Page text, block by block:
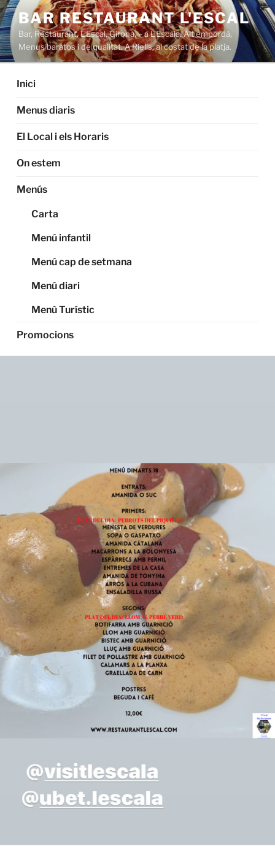
Saltar
al
contenido
BAR RESTAURANT L'ESCAL
Bar, Restaurant, L'Escal, Girona, – a L'Escala. Alt empordà,
Menus baratos i de qualitat. A Riells, al costat de la platja.
Inici
Menus diaris
El Local i els Horaris
On estem
Menús
Carta
Menú infantil
Menú cap de setmana
Menú diari
Menù Turístic
Promocions